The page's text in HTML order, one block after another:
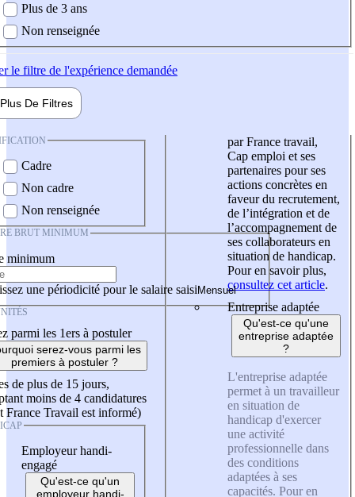
Plus de 3 ans
Non renseignée
le filtre de l'expérience demandée
Plus De Filtres
Cadre
Non cadre
Non renseignée
BRUT MINIMUM
minimum
une périodicité pour le salaire saisi
parmi les 1ers à postuler
serez-vous parmi les
premiers à postuler ?
de plus de 15 jours,
moins de 4 candidatures
France Travail est informé)
Employeur handi-
engagé
Qu'est-ce qu'un
employeur handi-
par France travail,
Cap emploi et ses
partenaires pour ses
actions concrètes en
faveur du recrutement,
de l’intégration et de
l’accompagnement de
ses collaborateurs en
situation de handicap.
Pour en savoir plus,
consultez cet article.
Entreprise adaptée
Qu'est-ce qu'une
entreprise adaptée
?
L'entreprise adaptée
permet à un travailleur
en situation de
handicap d'exercer
une activité
professionnelle dans
des conditions
adaptées à ses
capacités. Pour en